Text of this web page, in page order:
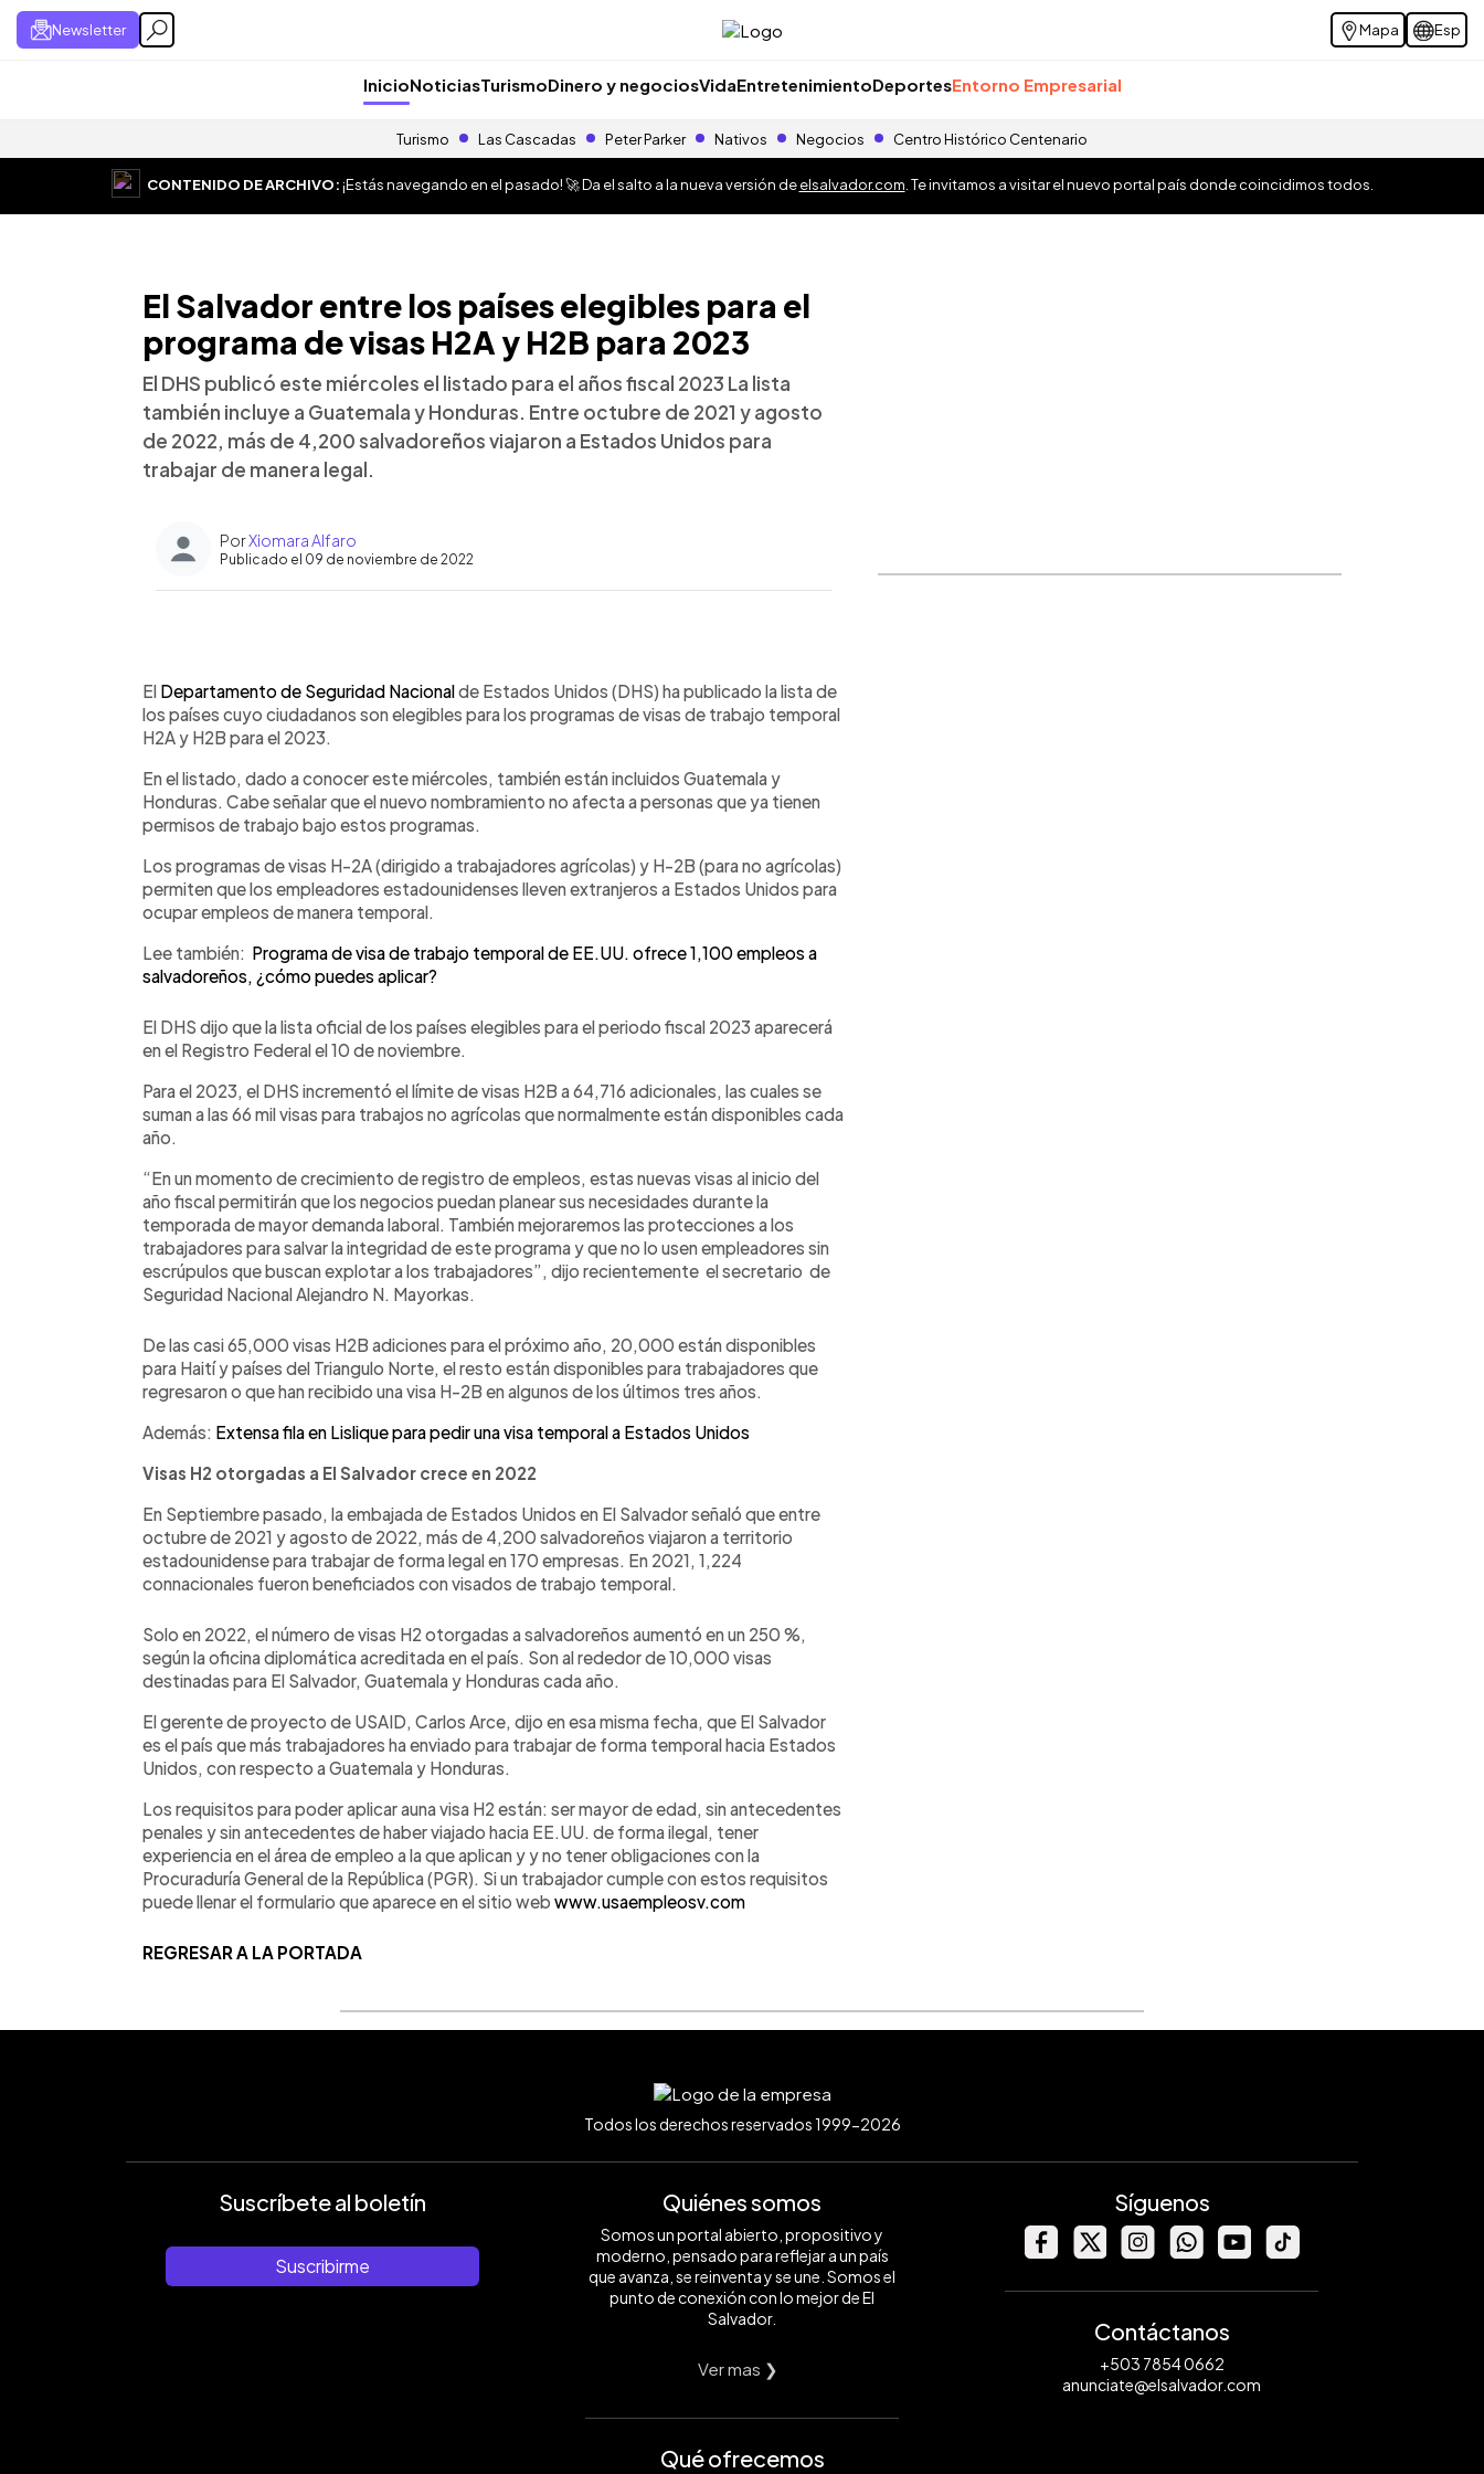
Newsletter Mapa Esp
InicioNoticiasTurismoDinero y negociosVidaEntretenimientoDeportesEntorno Empresarial
Turismo Las Cascadas Peter Parker Nativos Negocios Centro Histórico Centenario
CONTENIDO DE ARCHIVO:¡Estás navegando en el pasado! 🚀 Da el salto a la nueva versión deelsalvador.com . Te invitamos a visitar el nuevo portal país donde coincidimos todos.
El Salvador entre los países elegibles para el
programa de visas H2A y H2B para 2023
El DHS publicó este miércoles el listado para el años fiscal 2023 La lista
también incluye a Guatemala y Honduras. Entre octubre de 2021 y agosto
de 2022, más de 4,200 salvadoreños viajaron a Estados Unidos para
trabajar de manera legal.
PorXiomara Alfaro
Publicado el 09 de noviembre de 2022
► Escuchar artículo
El Departamento de Seguridad Nacionalde Estados Unidos (DHS) ha publicado la lista de
los países cuyo ciudadanos son elegibles para los programas de visas de trabajo temporal
H2A y H2B para el 2023.
En el listado, dado a conocer este miércoles, también están incluidos Guatemala y
Honduras. Cabe señalar que el nuevo nombramiento no afecta a personas que ya tienen
permisos de trabajo bajo estos programas.
Los programas de visas H-2A (dirigido a trabajadores agrícolas) y H-2B (para no agrícolas)
permiten que los empleadores estadounidenses lleven extranjeros a Estados Unidos para
ocupar empleos de manera temporal.
Lee también: Programa de visa de trabajo temporal de EE.UU. ofrece 1,100 empleos a
salvadoreños, ¿cómo puedes aplicar?
El DHS dijo que la lista oficial de los países elegibles para el periodo fiscal 2023 aparecerá
en el Registro Federal el 10 de noviembre.
Para el 2023, el DHS incrementó el límite de visas H2B a 64,716 adicionales, las cuales se
suman a las 66 mil visas para trabajos no agrícolas que normalmente están disponibles cada
año.
“En un momento de crecimiento de registro de empleos, estas nuevas visas al inicio del
año fiscal permitirán que los negocios puedan planear sus necesidades durante la
temporada de mayor demanda laboral. También mejoraremos las protecciones a los
trabajadores para salvar la integridad de este programa y que no lo usen empleadores sin
escrúpulos que buscan explotar a los trabajadores”, dijo recientemente el secretario de
Seguridad Nacional Alejandro N. Mayorkas.
De las casi 65,000 visas H2B adiciones para el próximo año, 20,000 están disponibles
para Haití y países del Triangulo Norte, el resto están disponibles para trabajadores que
regresaron o que han recibido una visa H-2B en algunos de los últimos tres años.
Además: Extensa fila en Lislique para pedir una visa temporal a Estados Unidos
Visas H2 otorgadas a El Salvador crece en 2022
En Septiembre pasado, la embajada de Estados Unidos en El Salvador señaló que entre
octubre de 2021 y agosto de 2022, más de 4,200 salvadoreños viajaron a territorio
estadounidense para trabajar de forma legal en 170 empresas. En 2021, 1,224
connacionales fueron beneficiados con visados de trabajo temporal.
Solo en 2022, el número de visas H2 otorgadas a salvadoreños aumentó en un 250 %,
según la oficina diplomática acreditada en el país. Son al rededor de 10,000 visas
destinadas para El Salvador, Guatemala y Honduras cada año.
El gerente de proyecto de USAID, Carlos Arce, dijo en esa misma fecha, que El Salvador
es el país que más trabajadores ha enviado para trabajar de forma temporal hacia Estados
Unidos, con respecto a Guatemala y Honduras.
Los requisitos para poder aplicar auna visa H2 están: ser mayor de edad, sin antecedentes
penales y sin antecedentes de haber viajado hacia EE.UU. de forma ilegal, tener
experiencia en el área de empleo a la que aplican y y no tener obligaciones con la
Procuraduría General de la República (PGR). Si un trabajador cumple con estos requisitos
puede llenar el formulario que aparece en el sitio web www.usaempleosv.com
REGRESAR A LA PORTADA
Todos los derechos reservados 1999-2026
Suscríbete al boletín
Suscribirme
Quiénes somos
Somos un portal abierto, propositivo y
moderno, pensado para reflejar a un país
que avanza, se reinventa y se une. Somos el
punto de conexión con lo mejor de El
Salvador.
Ver mas ❯
Qué ofrecemos
Síguenos
Contáctanos
+503 7854 0662
anunciate@elsalvador.com